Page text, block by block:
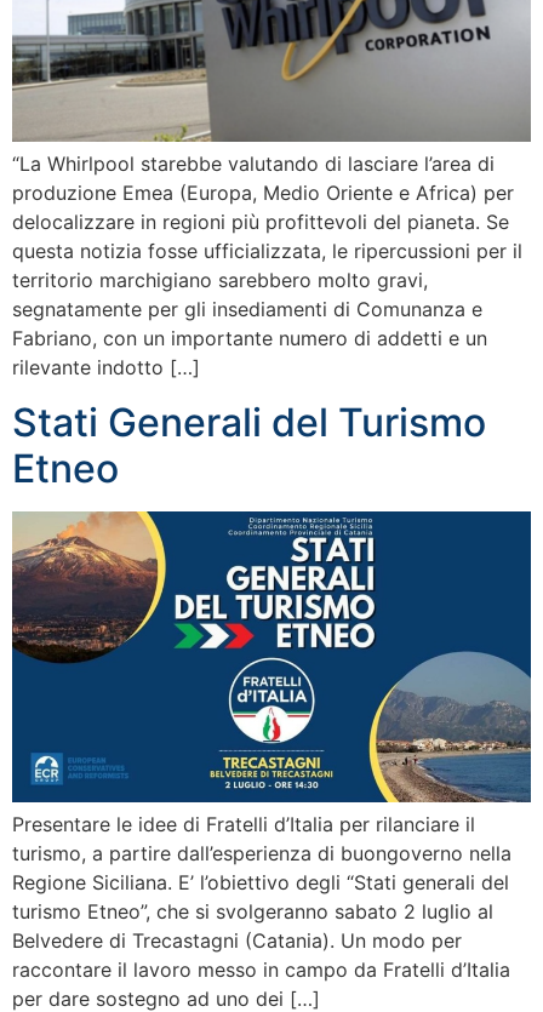
“La Whirlpool starebbe valutando di lasciare l’area di
produzione Emea (Europa, Medio Oriente e Africa) per
delocalizzare in regioni più profittevoli del pianeta. Se
questa notizia fosse ufficializzata, le ripercussioni per il
territorio marchigiano sarebbero molto gravi,
segnatamente per gli insediamenti di Comunanza e
Fabriano, con un importante numero di addetti e un
rilevante indotto […]
Stati Generali del Turismo
Etneo
Presentare le idee di Fratelli d’Italia per rilanciare il
turismo, a partire dall’esperienza di buongoverno nella
Regione Siciliana. E’ l’obiettivo degli “Stati generali del
turismo Etneo”, che si svolgeranno sabato 2 luglio al
Belvedere di Trecastagni (Catania). Un modo per
raccontare il lavoro messo in campo da Fratelli d’Italia
per dare sostegno ad uno dei […]